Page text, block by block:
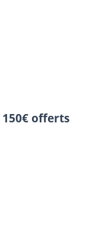
150€ offerts